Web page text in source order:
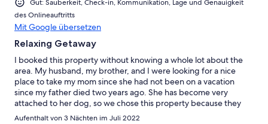
Gut: Sauberkeit, Check-in, Kommunikation, Lage und Genauigkeit
des Onlineauftritts
Mit Google übersetzen
Relaxing Getaway
I booked this property without knowing a whole lot about the
area. My husband, my brother, and I were looking for a nice
place to take my mom since she had not been on a vacation
since my father died two years ago. She has become very
attached to her dog, so we chose this property because they
were the most pet friendly. We were totally blown away by how
Aufenthalt von 3 Nächten im Juli 2022